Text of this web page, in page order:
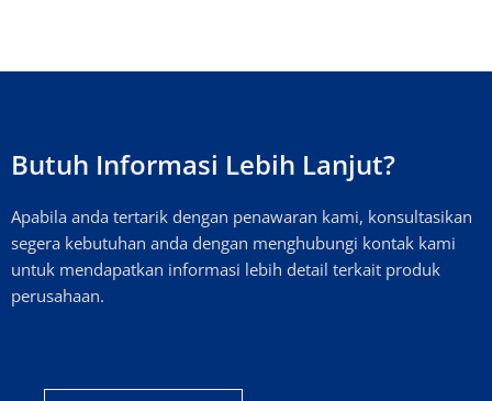
Butuh Informasi Lebih Lanjut?
Apabila anda tertarik dengan penawaran kami, konsultasikan
segera kebutuhan anda dengan menghubungi kontak kami
untuk mendapatkan informasi lebih detail terkait produk
perusahaan.